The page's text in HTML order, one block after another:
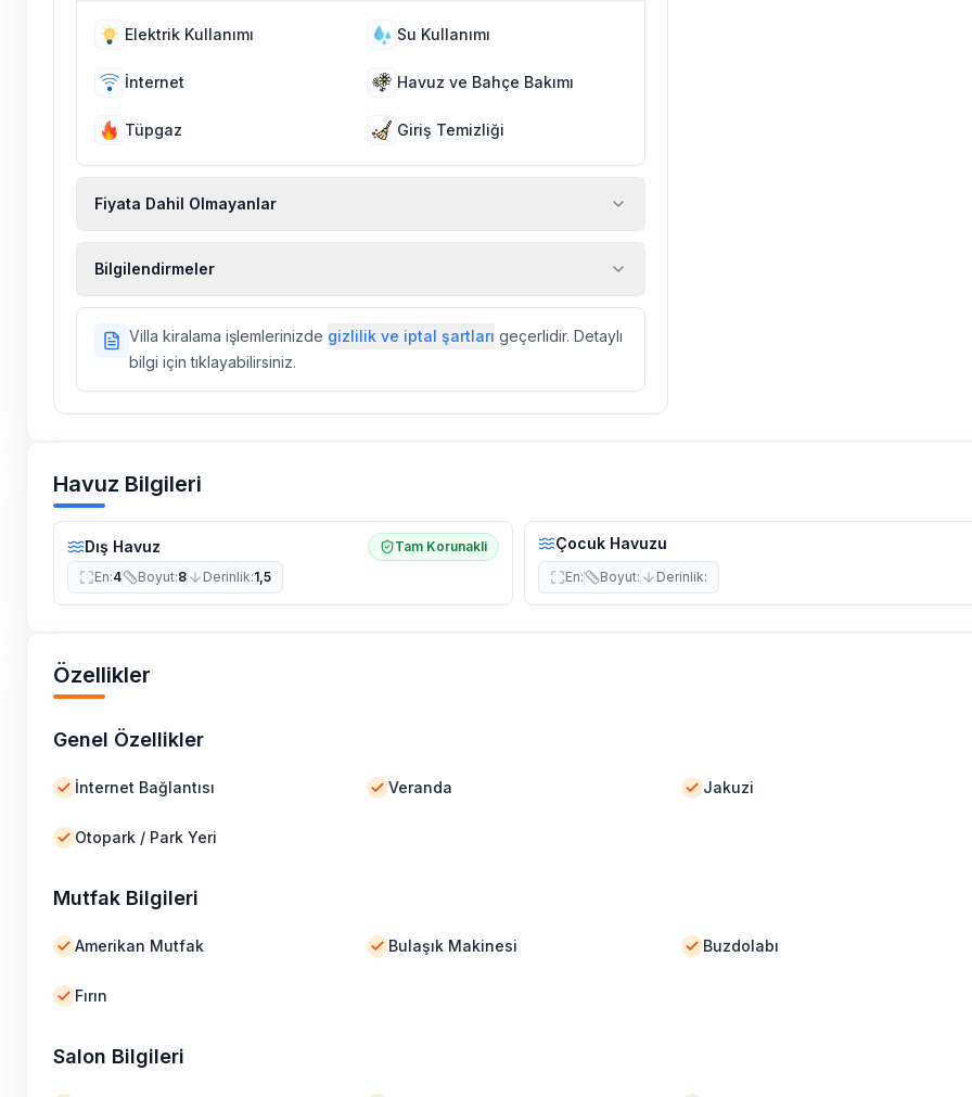
Elektrik Kullanımı Su Kullanımı
İnternet Havuz ve Bahçe Bakımı
Tüpgaz Giriş Temizliği
Fiyata Dahil Olmayanlar
Bilgilendirmeler
ilaçlama yapılmaktadır. Buna rağmen çevrede kelebek, böcek, sinek
vs. bulunma ihtimali vardır.
Villalarımızın bulunmuş olduğu bölgelerde dönemsel olarak altyapı
Villa kiralama işlemlerinizde gizlilik ve iptal şartları geçerlidir. Detaylı
bilgi için tıklayabilirsiniz.
Havuz Bilgileri
Dış Havuz
Tam Korunakli
En:4 Boyut:8 Derinlik:1,5
Çocuk Havuzu
En: Boyut: Derinlik:
Özellikler
Genel Özellikler
İnternet Bağlantısı Veranda Jakuzi
Otopark / Park Yeri
Mutfak Bilgileri
Amerikan Mutfak Bulaşık Makinesi Buzdolabı
Fırın
Salon Bilgileri